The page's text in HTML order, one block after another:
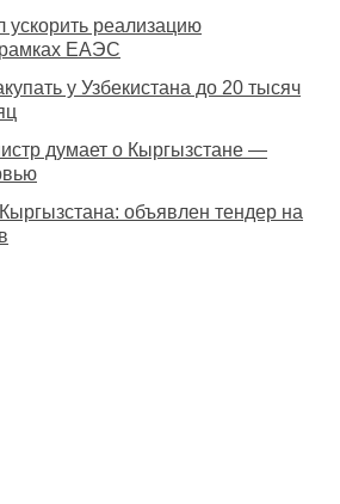
ускорить реализацию
рамках ЕАЭС
у Узбекистана до 20 тысяч
думает о Кыргызстане —
объявлен тендер на